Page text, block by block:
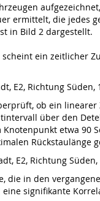
ermittelt, die jedes
in Bild 2 dargestellt.
ein zeitlicher
E2, Richtung Süden,
ob ein
über den
etwa 90
Rückstaulänge
E2, Richtung Süden,
die in den
signifikante